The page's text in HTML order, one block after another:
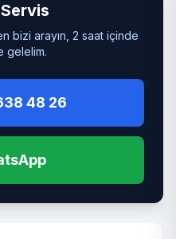
bizi arayın, 2 saat içinde
gelelim.
48 26